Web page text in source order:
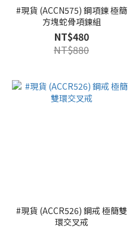
#現貨 (ACCN575) 鋼項鍊 極簡
方塊蛇骨項鍊組
NT$480
NT$880
#現貨 (ACCR526) 鋼戒 極簡雙
環交叉戒